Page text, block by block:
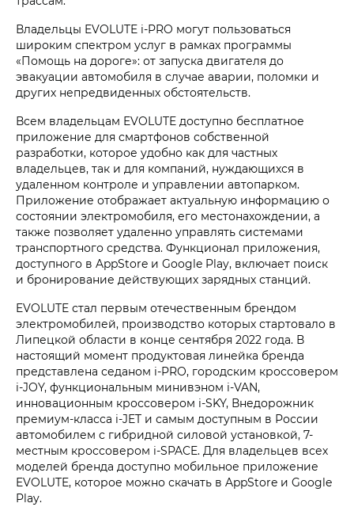
Владельцы EVOLUTE i‑PRO могут пользоваться
широким спектром услуг в рамках программы
«Помощь на дороге»: от запуска двигателя до
эвакуации автомобиля в случае аварии, поломки и
других непредвиденных обстоятельств.
Всем владельцам EVOLUTE доступно бесплатное
приложение для смартфонов собственной
разработки, которое удобно как для частных
владельцев, так и для компаний, нуждающихся в
удаленном контроле и управлении автопарком.
Приложение отображает актуальную информацию о
состоянии электромобиля, его местонахождении, а
также позволяет удаленно управлять системами
транспортного средства. Функционал приложения,
доступного в AppStore и Google Play, включает поиск
и бронирование действующих зарядных станций.
EVOLUTE стал первым отечественным брендом
электромобилей, производство которых стартовало в
Липецкой области в конце сентября 2022 года. В
настоящий момент продуктовая линейка бренда
представлена седаном i‑PRO, городским кроссовером
i‑JOY, функциональным минивэном i‑VAN,
инновационным кроссовером i‑SKY, Внедорожник
премиум-класса i‑JET и самым доступным в России
автомобилем с гибридной силовой установкой, 7-
местным кроссовером i‑SPACE. Для владельцев всех
моделей бренда доступно мобильное приложение
EVOLUTE, которое можно скачать в AppStore и Google
Play.